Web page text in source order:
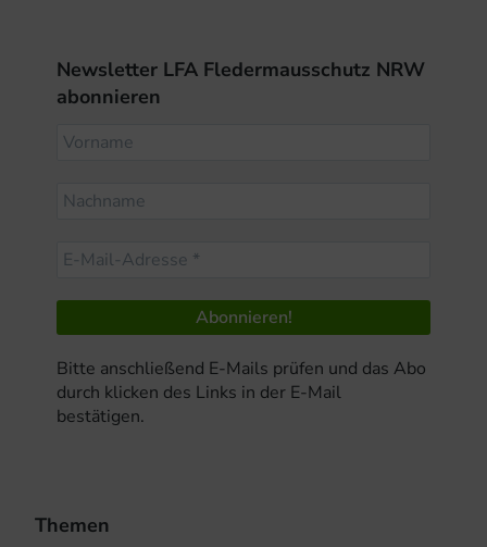
Newsletter LFA Fledermausschutz NRW
abonnieren
Bitte anschließend E-Mails prüfen und das Abo
durch klicken des Links in der E-Mail
bestätigen.
Themen